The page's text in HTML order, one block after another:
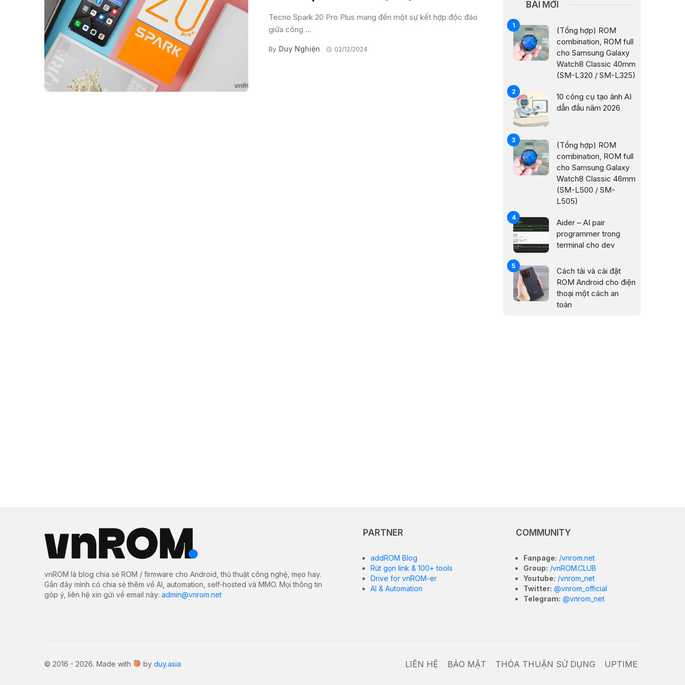
Tecno Spark 20 Pro Plus mang đến một sự kết hợp độc đáo
giữa công ...
By Duy Nghiện 02/12/2024
BÀI MỚI
(Tổng hợp) ROM
combination, ROM full
cho Samsung Galaxy
Watch8 Classic 40mm
(SM-L320 / SM-L325)
10 công cụ tạo ảnh AI
dẫn đầu năm 2026
(Tổng hợp) ROM
combination, ROM full
cho Samsung Galaxy
Watch8 Classic 46mm
(SM-L500 / SM-
L505)
Aider – AI pair
programmer trong
terminal cho dev
Cách tải và cài đặt
ROM Android cho điện
thoại một cách an
toàn
vnROM là blog chia sẻ ROM / firmware cho Android, thủ thuật công nghệ, mẹo hay.
Gần đây mình có chia sẻ thêm về AI, automation, self-hosted và MMO. Mọi thông tin
góp ý, liên hệ xin gửi về email này: admin@vnrom.net
PARTNER
addROM Blog
Rút gọn link & 100+ tools
Drive for vnROM-er
AI & Automation
COMMUNITY
Fanpage: /vnrom.net
Group: /vnROM.CLUB
Youtube: /vnrom_net
Twitter: @vnrom_official
Telegram: @vnrom_net
© 2016 - 2026. Made with by duy.asia LIÊN HỆ BẢO MẬT THỎA THUẬN SỬ DỤNG UPTIME